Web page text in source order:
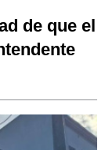
de que el